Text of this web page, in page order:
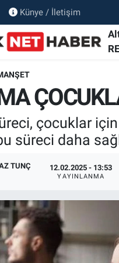
Künye / İletişim
çocuklar
süreci daha
TUNÇ 12.02.2025 - 13:53
YAYINLANMA